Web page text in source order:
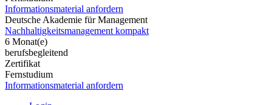
Informationsmaterial anfordern
Deutsche Akademie für Management
Nachhaltigkeitsmanagement kompakt
6 Monat(e)
berufsbegleitend
Zertifikat
Fernstudium
Informationsmaterial anfordern